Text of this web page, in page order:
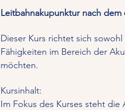
Leitbahnakupunktur nach
Dieser Kurs richtet sich
Fähigkeiten im Bereich der
möchten.
Kursinhalt:
Im Fokus des Kurses steht